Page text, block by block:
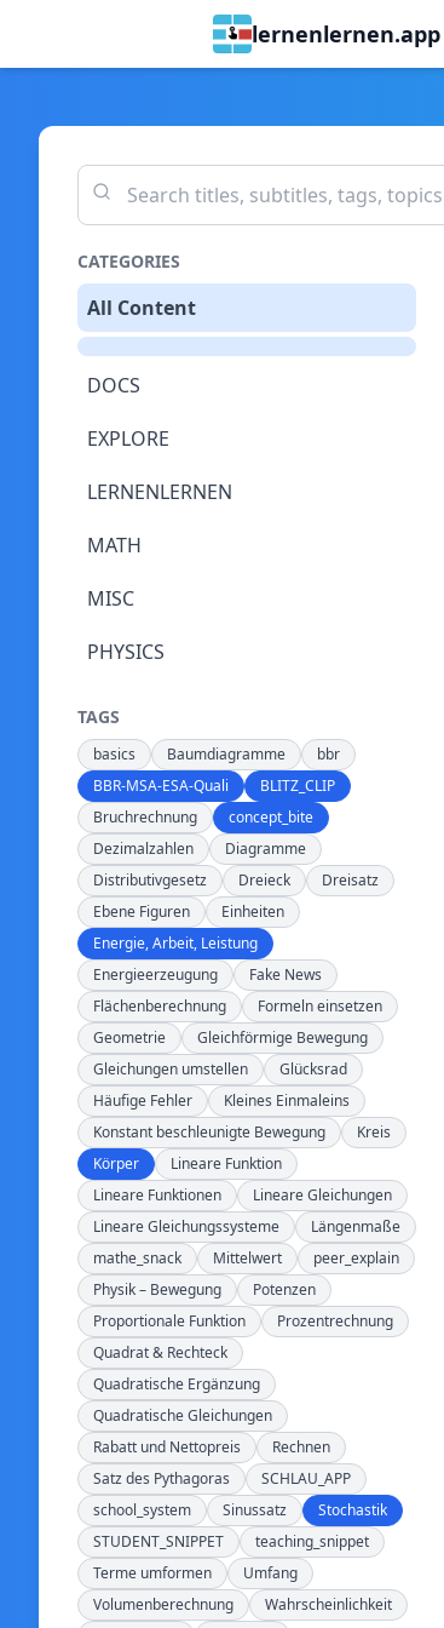
lernenlernen.app
CATEGORIES
All Content
DOCS
EXPLORE
LERNENLERNEN
MATH
MISC
PHYSICS
TAGS
basics Baumdiagramme
bbr
BBR-MSA-ESA-Quali
BLITZ_CLIP
Bruchrechnung
concept_bite
Dezimalzahlen
Diagramme
Distributivgesetz
Dreieck
Dreisatz
Ebene Figuren
Einheiten
Energie, Arbeit, Leistung
Energieerzeugung
Fake News
Flächenberechnung
Formeln einsetzen
Geometrie
Gleichförmige Bewegung
Gleichungen umstellen
Glücksrad
Häufige Fehler
Kleines Einmaleins
Konstant beschleunigte Bewegung
Kreis
Körper
Lineare Funktion
Lineare Funktionen
Lineare Gleichungen
Lineare Gleichungssysteme
Längenmaße
mathe_snack
Mittelwert
peer_explain
Physik – Bewegung
Potenzen
Proportionale Funktion
Prozentrechnung
Quadrat & Rechteck
Quadratische Ergänzung
Quadratische Gleichungen
Rabatt und Nettopreis
Rechnen
Satz des Pythagoras
SCHLAU_APP
school_system
Sinussatz
Stochastik
STUDENT_SNIPPET
teaching_snippet
Terme umformen
Umfang
Volumenberechnung
Wahrscheinlichkeit